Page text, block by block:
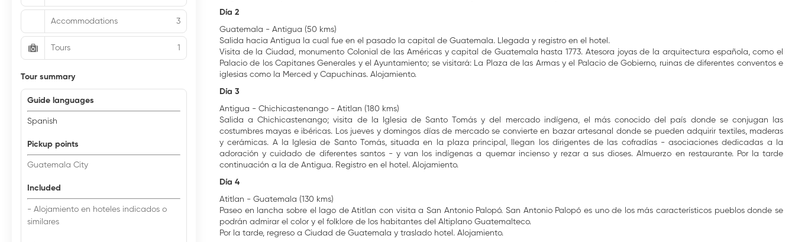
Día 2
Guatemala - Antigua (50 kms)
Salida hacia Antigua la cual fue en el pasado la capital de Guatemala. Llegada y registro en el hotel.
Visita de la Ciudad, monumento Colonial de las Américas y capital de Guatemala hasta 1773. Atesora joyas de la arquitectura española, como el
Palacio de los Capitanes Generales y el Ayuntamiento; se visitará: La Plaza de las Armas y el Palacio de Gobierno, ruinas de diferentes conventos e
iglesias como la Merced y Capuchinas. Alojamiento.
Día 3
Antigua - Chichicastenango - Atitlan (180 kms)
Salida a Chichicastenango; visita de la Iglesia de Santo Tomás y del mercado indígena, el más conocido del país donde se conjugan las
costumbres mayas e ibéricas. Los jueves y domingos días de mercado se convierte en bazar artesanal donde se pueden adquirir textiles, maderas
y cerámicas. A la Iglesia de Santo Tomás, situada en la plaza principal, llegan los dirigentes de las cofradías - asociaciones dedicadas a la
adoración y cuidado de diferentes santos - y van los indígenas a quemar incienso y rezar a sus dioses. Almuerzo en restaurante. Por la tarde
continuación a la de Antigua. Registro en el hotel. Alojamiento.
Día 4
Atitlan - Guatemala (130 kms)
Paseo en lancha sobre el lago de Atitlan con visita a San Antonio Palopó. San Antonio Palopó es uno de los más característicos pueblos donde se
podrán admirar el color y el folklore de los habitantes del Altiplano Guatemalteco.
Por la tarde, regreso a Ciudad de Guatemala y traslado hotel. Alojamiento.
Accommodations 3
Tours 1
Tour summary
Guide languages
Spanish
Pickup points
Guatemala City
Included
- Alojamiento en hoteles indicados o
similares